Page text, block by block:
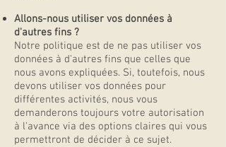
Allons-nous utiliser vos données à
d'autres fins ?
Notre politique est de ne pas utiliser vos
données à d'autres fins que celles que
nous avons expliquées. Si, toutefois, nous
devons utiliser vos données pour
différentes activités, nous vous
demanderons toujours votre autorisation
à l'avance via des options claires qui vous
permettront de décider à ce sujet.